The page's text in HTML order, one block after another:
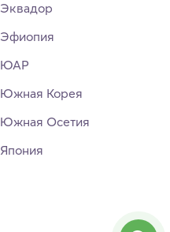
Эквадор
Эфиопия
ЮАР
Южная Корея
Южная Осетия
Япония